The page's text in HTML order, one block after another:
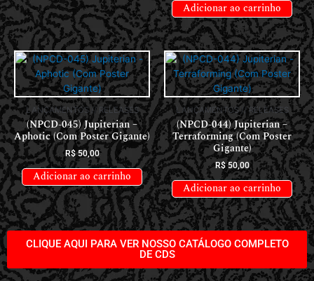
Adicionar ao carrinho
LANÇAMENTOS // RELEASES
(NPCD-045) Jupiterian –
Aphotic (Com Poster Gigante)
R$50,00
Adicionar ao carrinho
LANÇAMENTOS // RELEASES
(NPCD-044) Jupiterian –
Terraforming (Com Poster
Gigante)
R$50,00
Adicionar ao carrinho
CLIQUE AQUI PARA VER NOSSO CATÁLOGO COMPLETO
DE CDS